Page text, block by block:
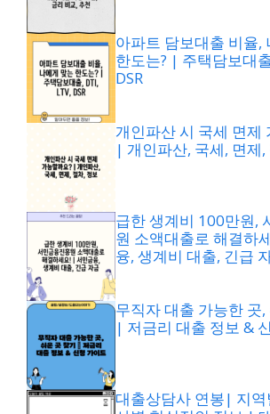
아파트 담보대출 비율,
한도는? | 주택담보대
DSR
개인파산 시 국세 면제
| 개인파산, 국세, 면제,
급한 생계비 100만원,
원 소액대출로 해결하
융, 생계비 대출, 긴급
무직자 대출 가능한 곳,
| 저금리 대출 정보 &
대출상담사 연봉| 지역